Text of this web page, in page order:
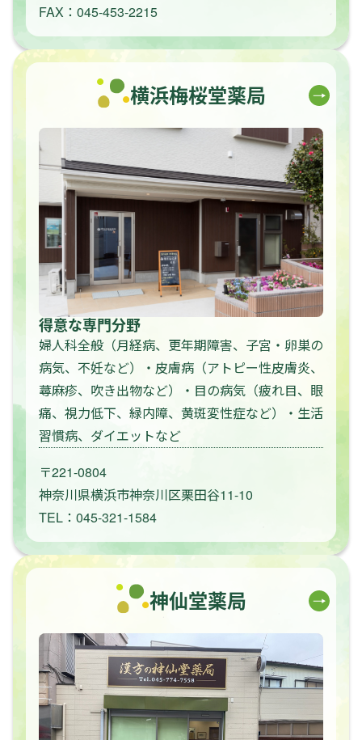
FAX：045-453-2215
横浜梅桜堂薬局
得意な専門分野
婦人科全般（月経病、更年期障害、子宮・卵巣の
病気、不妊など）・皮膚病（アトピー性皮膚炎、
蕁麻疹、吹き出物など）・目の病気（疲れ目、眼
痛、視力低下、緑内障、黄斑変性症など）・生活
習慣病、ダイエットなど
〒221-0804
神奈川県横浜市神奈川区栗田谷11-10
TEL：045-321-1584
神仙堂薬局